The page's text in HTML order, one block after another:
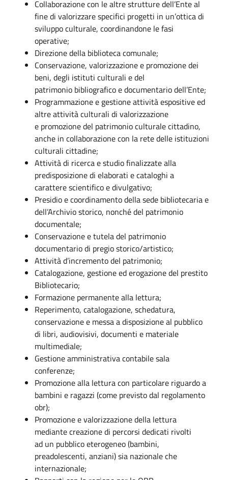
Collaborazione con le altre strutture dell’Ente al
fine di valorizzare specifici progetti in un’ottica di
sviluppo culturale, coordinandone le fasi
operative;
Direzione della biblioteca comunale;
Conservazione, valorizzazione e promozione dei
beni, degli istituti culturali e del
patrimonio bibliografico e documentario dell’Ente;
Programmazione e gestione attività espositive ed
altre attività culturali di valorizzazione
e promozione del patrimonio culturale cittadino,
anche in collaborazione con la rete delle istituzioni
culturali cittadine;
Attività di ricerca e studio finalizzate alla
predisposizione di elaborati e cataloghi a
carattere scientifico e divulgativo;
Presidio e coordinamento della sede bibliotecaria e
dell’Archivio storico, nonché del patrimonio
documentale;
Conservazione e tutela del patrimonio
documentario di pregio storico/artistico;
Attività d’incremento del patrimonio;
Catalogazione, gestione ed erogazione del prestito
Bibliotecario;
Formazione permanente alla lettura;
Reperimento, catalogazione, schedatura,
conservazione e messa a disposizione al pubblico
di libri, audiovisivi, documenti e materiale
multimediale;
Gestione amministrativa contabile sala
conferenze;
Promozione alla lettura con particolare riguardo a
bambini e ragazzi (come previsto dal regolamento
obr);
Promozione e valorizzazione della lettura
mediante creazione di percorsi dedicati rivolti
ad un pubblico eterogeneo (bambini,
preadolescenti, anziani) sia nazionale che
internazionale;